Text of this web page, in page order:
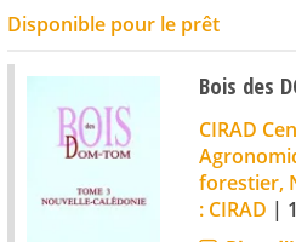
Disponible pour le prêt
Bois des
CIRAD
forestier,
: CIRAD |